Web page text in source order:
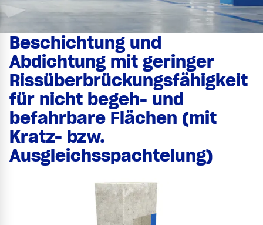
Beschichtung und
Abdichtung mit geringer
Rissüberbrückungsfähigkeit
für nicht begeh- und
befahrbare Flächen (mit
Kratz- bzw.
Ausgleichsspachtelung)